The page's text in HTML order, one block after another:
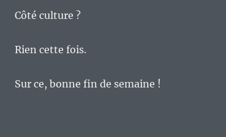
Côté culture ?
Rien cette fois.
Sur ce, bonne fin de semaine !